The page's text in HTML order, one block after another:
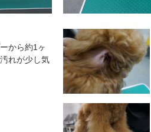
から約1ヶ
れが少し気